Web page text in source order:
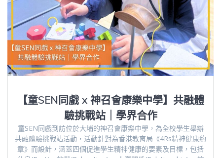
【童SEN同戲 x 神召會康樂中學】共融體
驗挑戰站｜學界合作
童SEN同戲到訪位於大埔的神召會康樂中學，為全校學生舉辦
共融體驗挑戰站活動，活動針對為香港教育局《4Rs精神健康約
章》而設計，涵蓋四個促進學生精神健康的要素及目標，包括